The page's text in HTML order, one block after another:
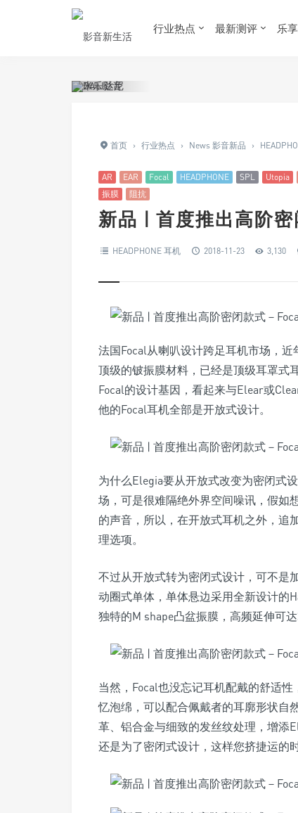
行业热点 最新测评 乐
首页 › 行业热点 › News 影音新品 ›
AR EAR Focal HEADPHONE SPL Utopia
振膜
阻抗
新品 | 首度推出高阶
HEADPHONE 耳机 2018-11-23 3,130
法国Focal从喇叭设计跨足耳机市场，
顶级的铍振膜材料，已经是顶级耳罩式
Focal的设计基因，看起来与Elear或
他的Focal耳机全部是开放式设计。
为什么Elegia要从开放式改变为密闭式
场，可是很难隔绝外界空间噪讯，假如
的声音，所以，在开放式耳机之外，追
理选项。
不过从开放式转为密闭式设计，可不是
动圈式单体，单体悬边采用全新设计的
独特的M shape凸盆振膜，高频延伸可
当然，Focal也没忘记耳机配戴的舒适
忆泡绵，可以配合佩戴者的耳廓形状自
革、铝合金与细致的发丝纹处理，增添
还是为了密闭式设计，这样您挤捷运的